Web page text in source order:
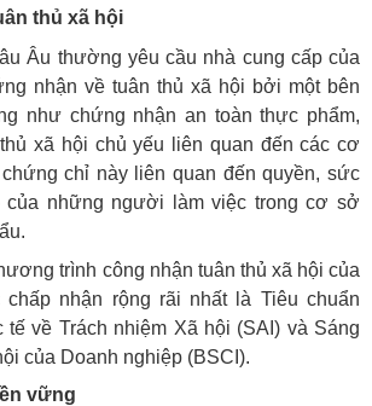
thủ xã hội
Âu thường yêu cầu nhà cung cấp của
nhận về tuân thủ xã hội bởi một bên
như chứng nhận an toàn thực phẩm,
xã hội chủ yếu liên quan đến các cơ
chỉ này liên quan đến quyền, sức
của những người làm việc trong cơ sở
trình công nhận tuân thủ xã hội của
nhận rộng rãi nhất là Tiêu chuẩn
tế về Trách nhiệm Xã hội (SAI) và Sáng
của Doanh nghiệp (BSCI).
vững